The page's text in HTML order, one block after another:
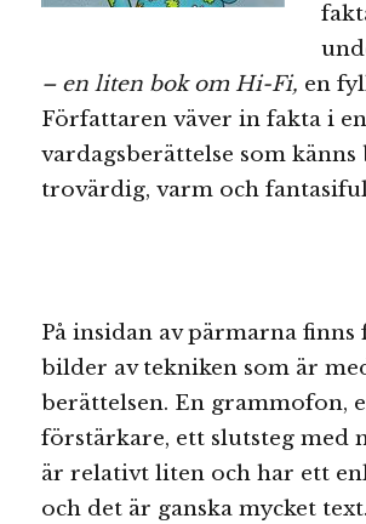
– en liten bok om Hi-Fi, en
Författaren väver in fakta i en
vardagsberättelse som känns
trovärdig, varm och
På insidan av pärmarna
bilder av tekniken som är
berättelsen. En grammofon,
förstärkare, ett slutsteg med
är relativt liten och har ett
och det är ganska mycket text.